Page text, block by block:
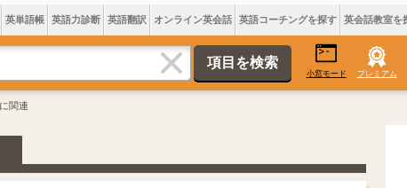
英単語帳 英語力診断 英語翻訳 オンライン英会話 英語コーチングを探す 英会話教室を
小窓モード プレミアム
関連